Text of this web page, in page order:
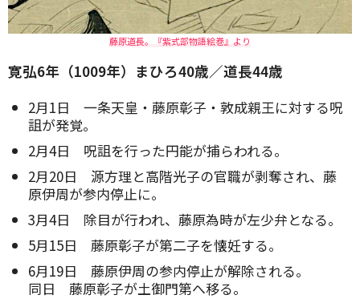
藤原道長。『紫式部物語絵巻』より
寛弘6年（1009年）まひろ40歳／道長44歳
2月1日 一条天皇・藤原彰子・敦成親王に対する呪
詛が発覚。
2月4日 呪詛を行った円能が捕らわれる。
2月20日 源方理と高階光子の官職が剥奪され、藤
原伊周が参内停止に。
3月4日 除目が行われ、藤原為時が左少弁となる。
5月15日 藤原彰子が第二子を懐妊する。
6月19日 藤原伊周の参内停止が解除される。
同日 藤原彰子が土御門第へ移る。